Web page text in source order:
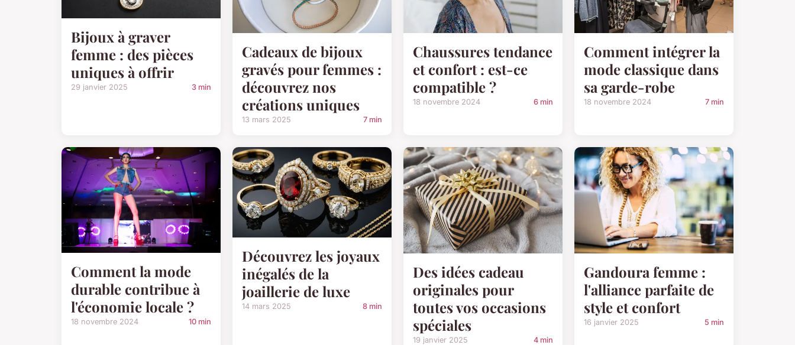
Bijoux à graver
femme : des pièces
uniques à offrir
29 janvier 2025 3 min
Cadeaux de bijoux
gravés pour femmes :
découvrez nos
créations uniques
13 mars 2025 7 min
Chaussures tendance
et confort : est-ce
compatible ?
18 novembre 2024 6 min
Comment intégrer la
mode classique dans
sa garde-robe
18 novembre 2024 7 min
Comment la mode
durable contribue à
l'économie locale ?
18 novembre 2024 10 min
Découvrez les joyaux
inégalés de la
joaillerie de luxe
14 mars 2025 8 min
Des idées cadeau
originales pour
toutes vos occasions
spéciales
19 janvier 2025 4 min
Gandoura femme :
l'alliance parfaite de
style et confort
16 janvier 2025 5 min